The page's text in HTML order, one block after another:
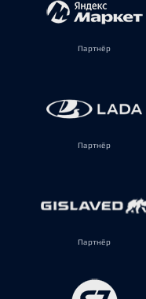
Партнёр
Партнёр
Партнёр